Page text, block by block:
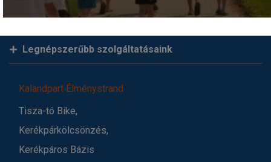
Legnépszerűbb szolgáltatásaink
Kalandpart Élménystrand
Tisza-tó Bike,
Kerékpárkölcsönzés,
Kerékpáros Bázis